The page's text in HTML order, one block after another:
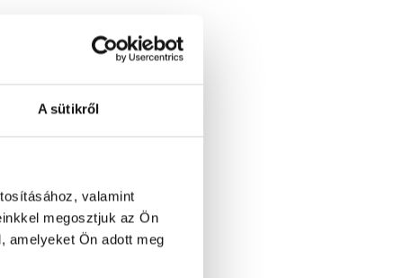
A sütikről
valamint
megosztjuk az Ön
amelyeket Ön adott meg
X
felteszi (nagyon
egy 4 férőhelyes
számánál